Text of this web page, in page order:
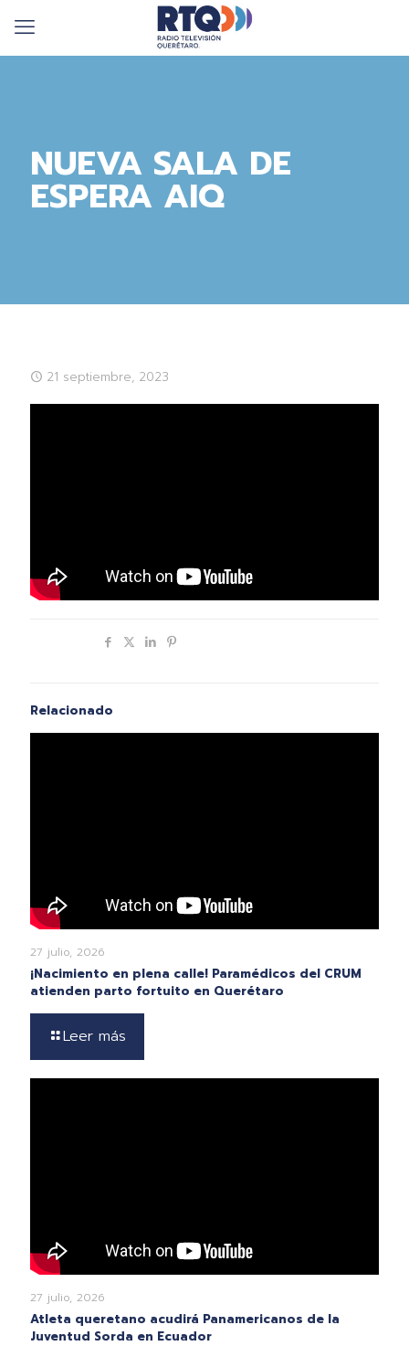
NUEVA SALA DE
ESPERA AIQ
21 septiembre, 2023
Relacionado
27 julio, 2026
¡Nacimiento en plena calle! Paramédicos del CRUM
atienden parto fortuito en Querétaro
Leer más
27 julio, 2026
Atleta queretano acudirá Panamericanos de la
Juventud Sorda en Ecuador